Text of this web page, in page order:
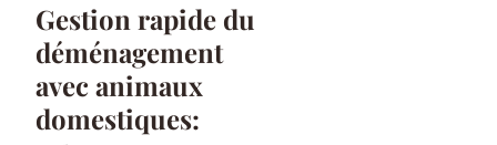
Gestion rapide du
déménagement
avec animaux
domestiques: